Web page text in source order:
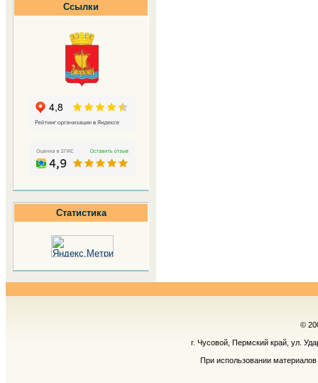
Ссылки
Статистика
©
г. Чусовой, Пермский край, ул.
При использовании